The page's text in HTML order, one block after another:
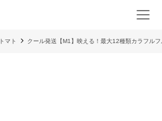
トマト クール発送【M1】映える！最大12種類カラフル